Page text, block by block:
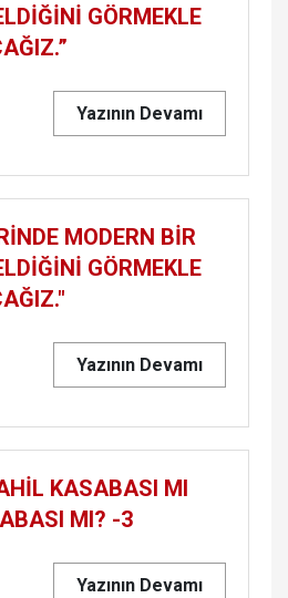
GÖRMEKLE
Yazının Devamı
MODERN BİR
GÖRMEKLE
Yazının Devamı
KASABASI MI
MI? -3
Yazının Devamı